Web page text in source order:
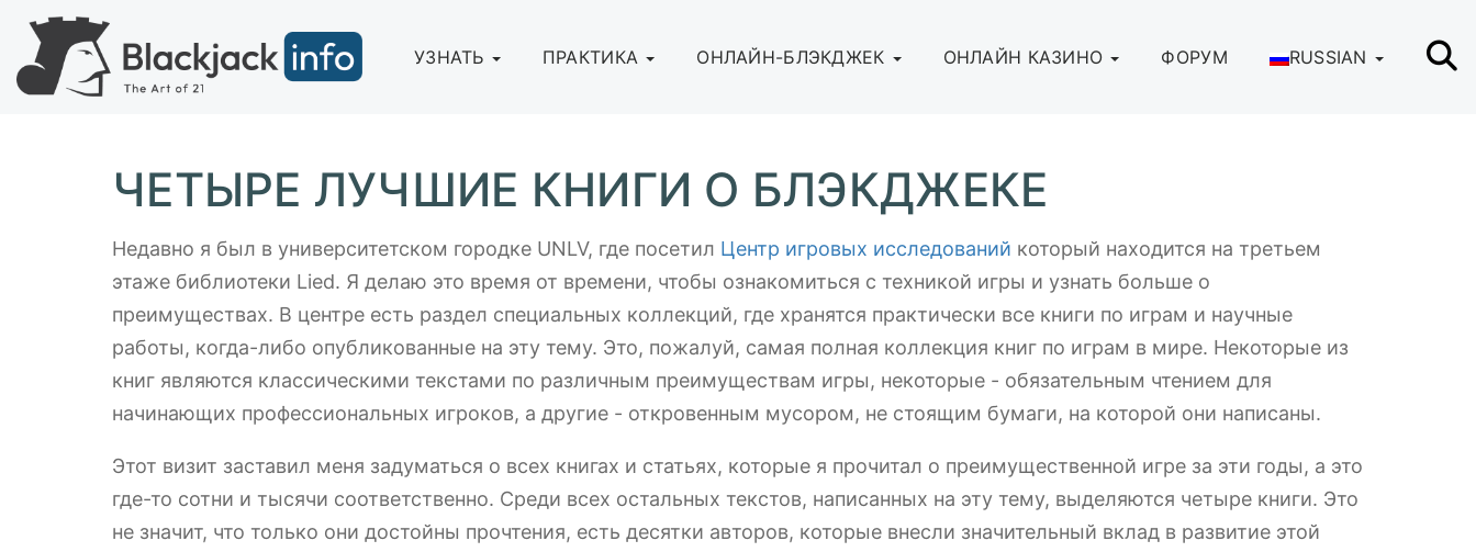
УЗНАТЬ ПРАКТИКА ОНЛАЙН-БЛЭКДЖЕК ОНЛАЙН КАЗИНО ФОРУМ RUSSIAN
ЧЕТЫРЕ ЛУЧШИЕ КНИГИ О БЛЭКДЖЕКЕ
Недавно я был в университетском городке UNLV, где посетил Центр игровых исследований который находится на третьем
этаже библиотеки Lied. Я делаю это время от времени, чтобы ознакомиться с техникой игры и узнать больше о
преимуществах. В центре есть раздел специальных коллекций, где хранятся практически все книги по играм и научные
работы, когда-либо опубликованные на эту тему. Это, пожалуй, самая полная коллекция книг по играм в мире. Некоторые из
книг являются классическими текстами по различным преимуществам игры, некоторые - обязательным чтением для
начинающих профессиональных игроков, а другие - откровенным мусором, не стоящим бумаги, на которой они написаны.
Этот визит заставил меня задуматься о всех книгах и статьях, которые я прочитал о преимущественной игре за эти годы, а это
где-то сотни и тысячи соответственно. Среди всех остальных текстов, написанных на эту тему, выделяются четыре книги. Это
не значит, что только они достойны прочтения, есть десятки авторов, которые внесли значительный вклад в развитие этой